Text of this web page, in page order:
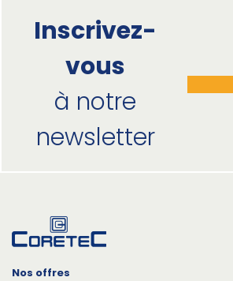
Inscrivez-
vous
à notre
newsletter
Nos offres